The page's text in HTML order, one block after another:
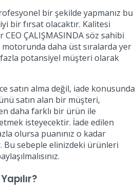
bir şekilde yapmanız bu
bir fırsat olacaktır. Kalitesi
ÇALIŞMASINDA söz sahibi
motorunda daha üst sıralarda yer
potansiyel müşteri olarak
satın alma değil, iade konusunda
satın alan bir müşteri,
daha farklı bir ürün ile
isteyecektir. İade edilen
olursa puanınız o kadar
Bu sebeple elinizdeki ürünleri